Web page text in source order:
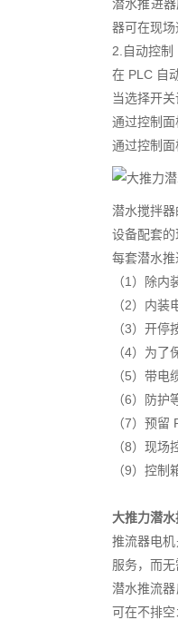
潜水推进
器可在现
2.自动控制
在 PLC 自
当选择开
通过控制
通过控制
潜水搅拌
设备配套
每套潜水
（1）除
（2）内
（3）开
（4）为
（5）带电
（6）防护
（7）预
（8）现
（9）控
大推力潜
推流器电
服务，而
潜水推流
可在不排